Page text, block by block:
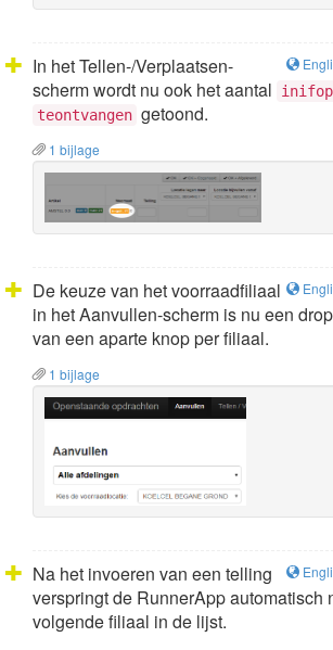
In het Tellen-/Verplaatsen-
scherm wordt nu ook het aantal
teontvangen getoond.
1 bijlage
De keuze van het voorraadfiliaal
in het Aanvullen-scherm is nu een
van een aparte knop per filiaal.
1 bijlage
Na het invoeren van een telling
verspringt de RunnerApp automatisch
volgende filiaal in de lijst.